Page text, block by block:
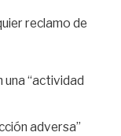
reclamo de
una “actividad
adversa”